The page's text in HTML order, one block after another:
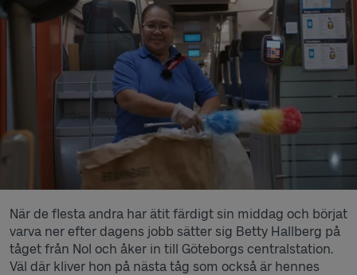
När de flesta andra har ätit färdigt sin middag och börjat
varva ner efter dagens jobb sätter sig Betty Hallberg på
tåget från Nol och åker in till Göteborgs centralstation.
Väl där kliver hon på nästa tåg som också är hennes